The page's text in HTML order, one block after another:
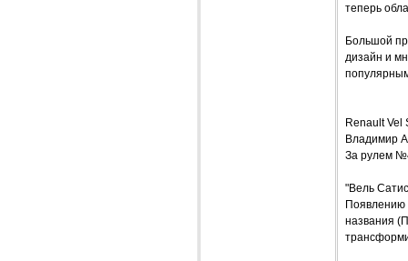
теперь
Большой
дизайн и
Renault
Владимир
За рулем
"Вель
Появлению
названия